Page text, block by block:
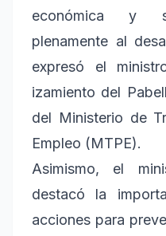
económica y
plenamente al
expresó el
izamiento del
del Ministerio de
Empleo (MTPE).
Asimismo, el
destacó la
acciones para